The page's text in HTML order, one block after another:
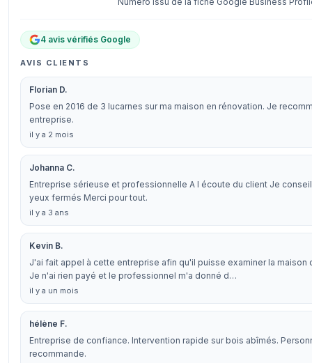
4 avis vérifiés Google
AVIS CLIENTS
Florian D.
Pose en 2016 de 3 lucarnes sur ma maison en rénovation. Je
entreprise.
il y a 2 mois
Johanna C.
Entreprise sérieuse et professionnelle A l écoute du client Je
yeux fermés Merci pour tout.
il y a 3 ans
Kevin B.
J'ai fait appel à cette entreprise afin qu'il puisse examiner la maison
Je n'ai rien payé et le professionnel m'a donné d…
il y a un mois
hélène F.
Entreprise de confiance. Intervention rapide sur bois abîmés.
recommande.